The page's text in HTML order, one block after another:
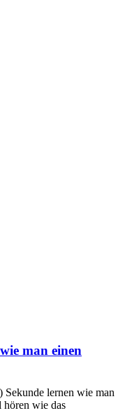
man einen
lernen wie man
wie das